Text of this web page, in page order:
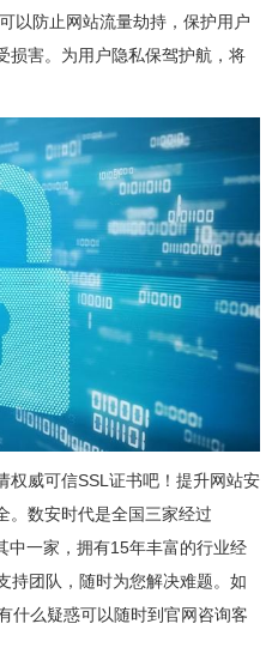
以防止网站流量劫持，保护用户
损害。为用户隐私保驾护航，将
权威可信SSL证书吧！提升网站安
。数安时代是全国三家经过
中一家，拥有15年丰富的行业经
持团队，随时为您解决难题。如
什么疑惑可以随时到官网咨询客